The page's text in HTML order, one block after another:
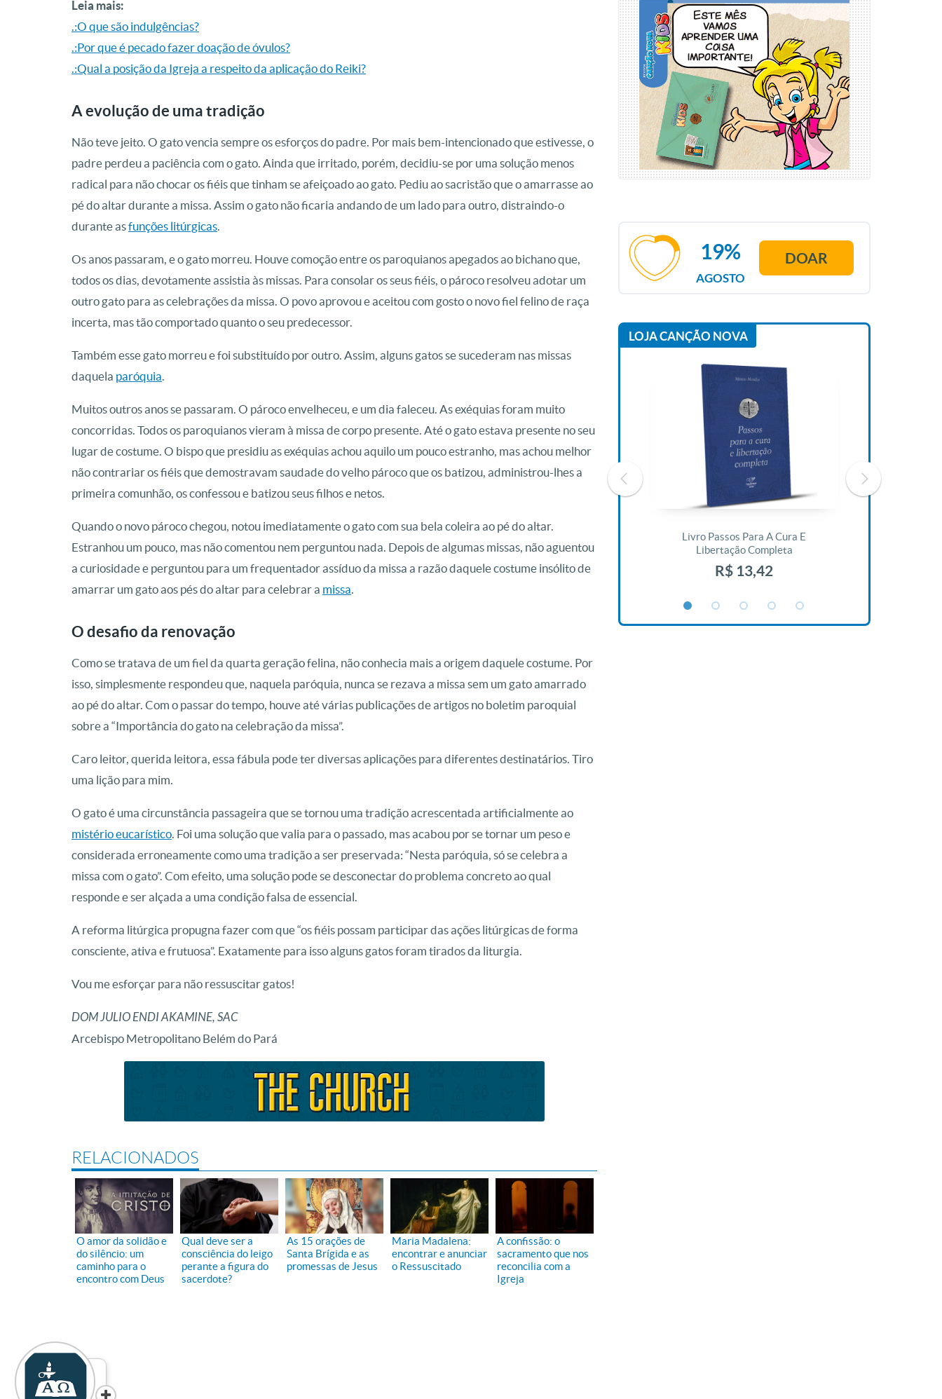
Leia mais:
.:O que são indulgências?
.:Por que é pecado fazer doação de óvulos?
.:Qual a posição da Igreja a respeito da aplicação do Reiki?
A evolução de uma tradição
Não teve jeito. O gato vencia sempre os esforços do padre. Por mais bem-intencionado que estivesse, o
padre perdeu a paciência com o gato. Ainda que irritado, porém, decidiu-se por uma solução menos
radical para não chocar os fiéis que tinham se afeiçoado ao gato. Pediu ao sacristão que o amarrasse ao
pé do altar durante a missa. Assim o gato não ficaria andando de um lado para outro, distraindo-o
durante asfunções litúrgicas.
Os anos passaram, e o gato morreu. Houve comoção entre os paroquianos apegados ao bichano que,
todos os dias, devotamente assistia às missas. Para consolar os seus fiéis, o pároco resolveu adotar um
outro gato para as celebrações da missa. O povo aprovou e aceitou com gosto o novo fiel felino de raça
incerta, mas tão comportado quanto o seu predecessor.
Também esse gato morreu e foi substituído por outro. Assim, alguns gatos se sucederam nas missas
daquela paróquia.
Muitos outros anos se passaram. O pároco envelheceu, e um dia faleceu. As exéquias foram muito
concorridas. Todos os paroquianos vieram à missa de corpo presente. Até o gato estava presente no seu
lugar de costume. O bispo que presidiu as exéquias achou aquilo um pouco estranho, mas achou melhor
não contrariar os fiéis que demostravam saudade do velho pároco que os batizou, administrou-lhes a
primeira comunhão, os confessou e batizou seus filhos e netos.
Quando o novo pároco chegou, notou imediatamente o gato com sua bela coleira ao pé do altar.
Estranhou um pouco, mas não comentou nem perguntou nada. Depois de algumas missas, não aguentou
a curiosidade e perguntou para um frequentador assíduo da missa a razão daquele costume insólito de
amarrar um gato aos pés do altar para celebrar a missa.
O desafio da renovação
Como se tratava de um fiel da quarta geração felina, não conhecia mais a origem daquele costume. Por
isso, simplesmente respondeu que, naquela paróquia, nunca se rezava a missa sem um gato amarrado
ao pé do altar. Com o passar do tempo, houve até várias publicações de artigos no boletim paroquial
sobre a “Importância do gato na celebração da missa”.
Caro leitor, querida leitora, essa fábula pode ter diversas aplicações para diferentes destinatários. Tiro
uma lição para mim.
O gato é uma circunstância passageira que se tornou uma tradição acrescentada artificialmente ao
mistério eucarístico. Foi uma solução que valia para o passado, mas acabou por se tornar um peso e
considerada erroneamente como uma tradição a ser preservada: “Nesta paróquia, só se celebra a
missa com o gato”. Com efeito, uma solução pode se desconectar do problema concreto ao qual
responde e ser alçada a uma condição falsa de essencial.
A reforma litúrgica propugna fazer com que “os fiéis possam participar das ações litúrgicas de forma
consciente, ativa e frutuosa”. Exatamente para isso alguns gatos foram tirados da liturgia.
Vou me esforçar para não ressuscitar gatos!
DOM JULIO ENDI AKAMINE, SAC
Arcebispo Metropolitano Belém do Pará
RELACIONADOS
O amor da solidão e
do silêncio: um
caminho para o
encontro com Deus
Qual deve ser a
consciência do leigo
perante a figura do
sacerdote?
As 15 orações de
Santa Brígida e as
promessas de Jesus
Maria Madalena:
encontrar e anunciar
o Ressuscitado
A confissão: o
sacramento que nos
reconcilia com a
Igreja
AGOSTO
19% DOAR
LOJA CANÇÃO NOVA
Livro O Padre: A História De
Vida De Jonas Abib
R$ 42,41
Livro Passos Para A Cura E
Libertação Completa
R$ 13,42